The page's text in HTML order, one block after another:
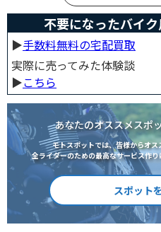
不要になったバイ
▶︎手数料無料の宅配買取
実際に売ってみた体験談
▶︎こちら
あなたのオススメスポ
モトスポットでは、皆様からオ
全ライダーのための最高なサービス作り
スポット